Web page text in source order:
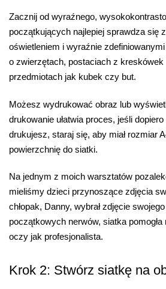
Zacznij od wyraźnego,
początkujących najlepiej sprawdza się
oświetleniem i wyraźnie
o zwierzętach, postaciach z
przedmiotach jak kubek czy but.
Możesz wydrukować obraz lub
drukowanie ułatwia proces, jeśli
drukujesz, staraj się, aby miał rozmiar
powierzchnię do siatki.
Na jednym z moich warsztatów
mieliśmy dzieci przynoszące zdjęcia
chłopak, Danny, wybrał zdjęcie
początkowych nerwów, siatka
oczy jak profesjonalista.
Krok 2: Stwórz siatkę na